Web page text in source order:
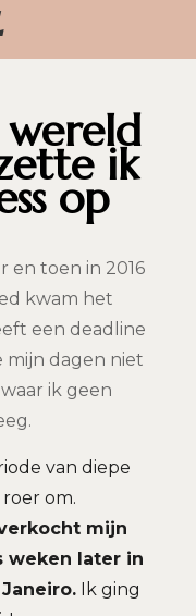
ik
op
en toen in 2016
kwam het
een deadline
mijn dagen niet
ik geen
van diepe
om.
mijn
weken later in
Ik ging